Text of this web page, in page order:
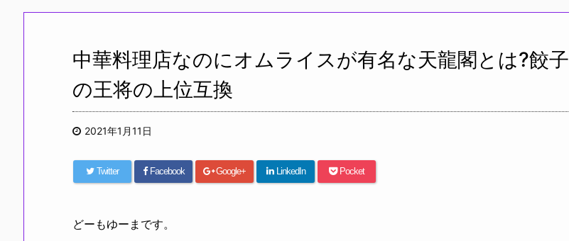
中華料理店なのにオムライスが有名な天龍閣とは?餃子
の王将の上位互換
2021年1月11日
Twitter Facebook Google+ LinkedIn Pocket
どーもゆーまです。